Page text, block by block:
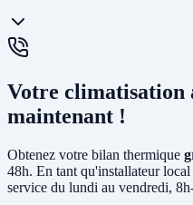
circuit de chauffage (radiateurs
produire votre eau chaude
une chaudière gaz ou fioul et
Oui, un
proposons descontrats de
nettoyage des filtres, la
des performances et la recharge
Votre climatisation
maintenant !
Obtenez votre bilan thermique
48h. En tant qu'installateur
service du lundi au vendredi,